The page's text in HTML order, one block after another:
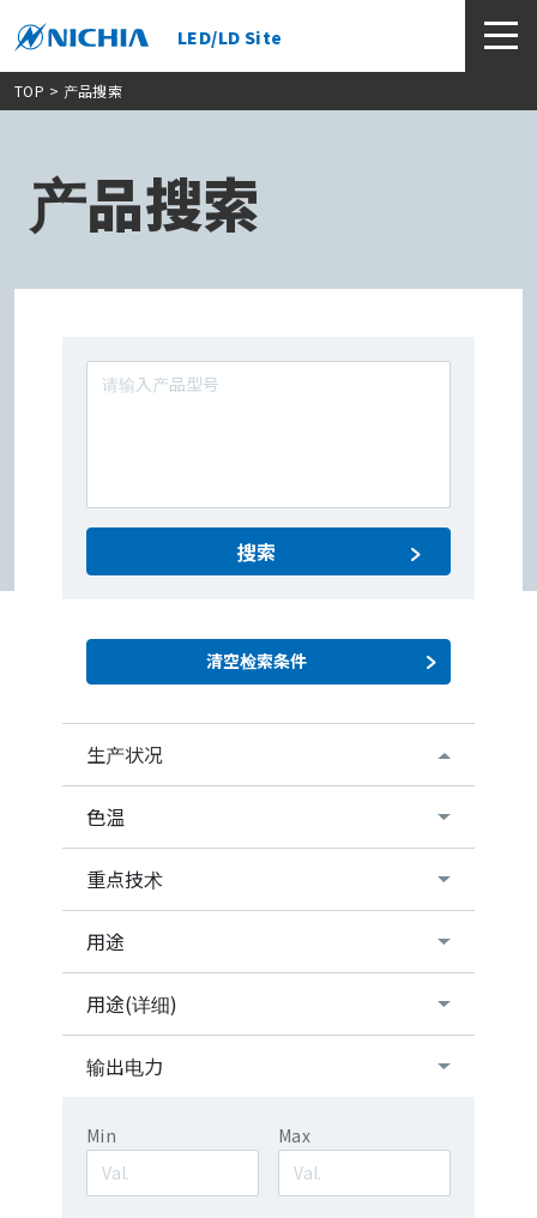
LED/LD Site
TOP > 产品搜索
产品搜索
搜索
生产状况
色温
重点技术
用途
用途(详细)
输出电力
Min Max